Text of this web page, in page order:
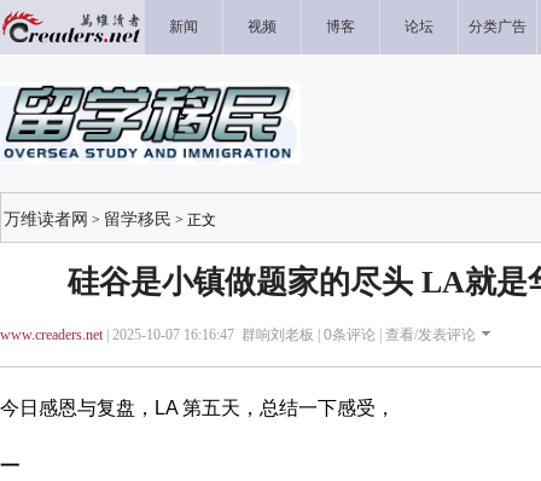
新闻 视频 博客 论坛 分类广告
万维读者网 > 留学移民 > 正文
硅谷是小镇做题家的尽头 LA就是
www.creaders.net| 2025-10-07 16:16:47 群响刘老板 | 0条评论 | 查看/发表评论
今日感恩与复盘，LA 第五天，总结一下感受，
一